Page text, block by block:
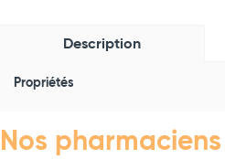
Description
Propriétés
Nos